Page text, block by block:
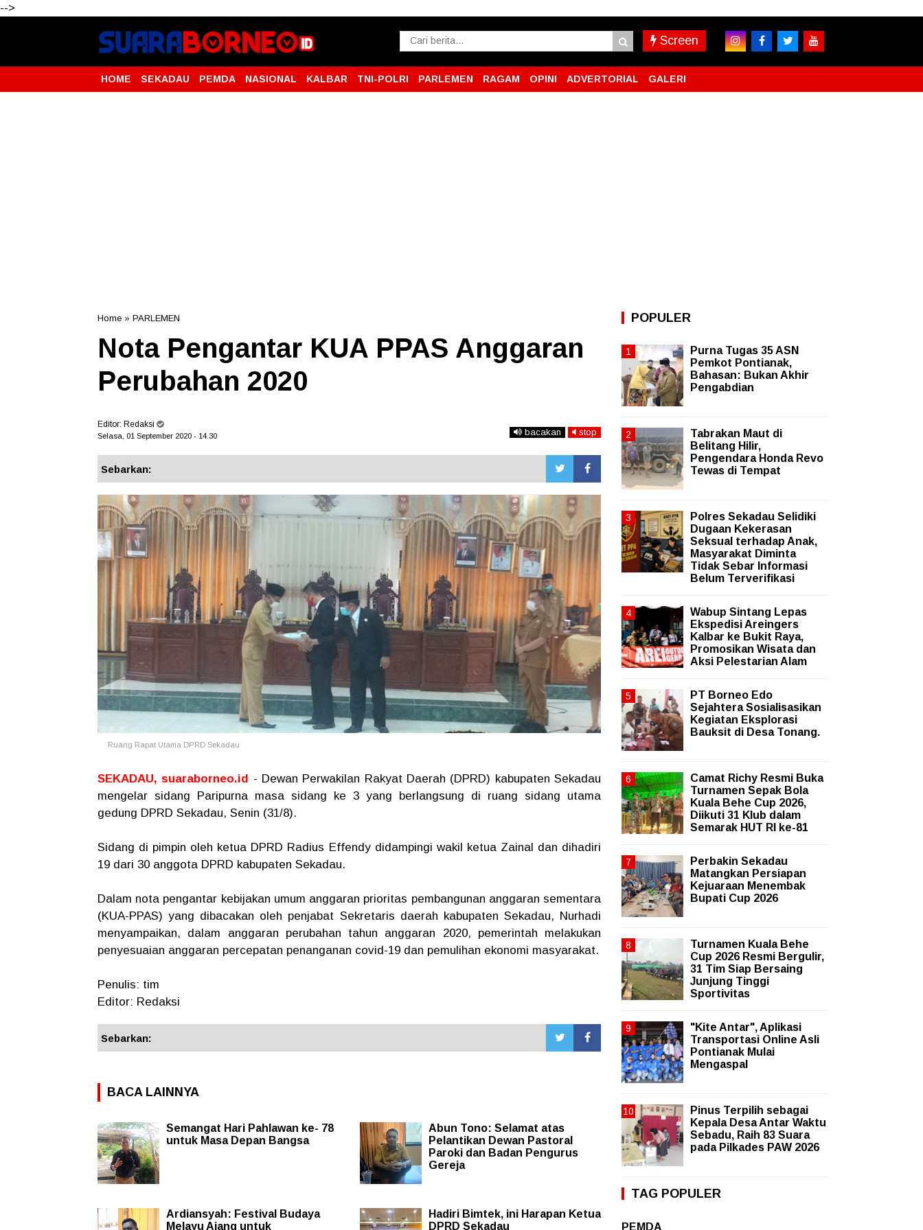
-->
Screen
HOME SEKADAU PEMDA NASIONAL KALBAR TNI-POLRI PARLEMEN RAGAM OPINI ADVERTORIAL GALERI
Home » PARLEMEN
Nota Pengantar KUA PPAS Anggaran
Perubahan 2020
Editor: Redaksi
Selasa, 01 September 2020 - 14.30 bacakan stop
Sebarkan:
Ruang Rapat Utama DPRD Sekadau
SEKADAU, suaraborneo.id - Dewan Perwakilan Rakyat Daerah (DPRD) kabupaten Sekadau
mengelar sidang Paripurna masa sidang ke 3 yang berlangsung di ruang sidang utama
gedung DPRD Sekadau, Senin (31/8).
Sidang di pimpin oleh ketua DPRD Radius Effendy didampingi wakil ketua Zainal dan dihadiri
19 dari 30 anggota DPRD kabupaten Sekadau.
Dalam nota pengantar kebijakan umum anggaran prioritas pembangunan anggaran sementara
(KUA-PPAS) yang dibacakan oleh penjabat Sekretaris daerah kabupaten Sekadau, Nurhadi
menyampaikan, dalam anggaran perubahan tahun anggaran 2020, pemerintah melakukan
penyesuaian anggaran percepatan penanganan covid-19 dan pemulihan ekonomi masyarakat.
Penulis: tim
Editor: Redaksi
Sebarkan:
BACA LAINNYA
Semangat Hari Pahlawan ke- 78
untuk Masa Depan Bangsa
Abun Tono: Selamat atas
Pelantikan Dewan Pastoral
Paroki dan Badan Pengurus
Gereja
Ardiansyah: Festival Budaya
Melayu Ajang untuk
Hadiri Bimtek, ini Harapan Ketua
DPRD Sekadau
POPULER
Purna Tugas 35 ASN
Pemkot Pontianak,
Bahasan: Bukan Akhir
Pengabdian
Tabrakan Maut di
Belitang Hilir,
Pengendara Honda Revo
Tewas di Tempat
Polres Sekadau Selidiki
Dugaan Kekerasan
Seksual terhadap Anak,
Masyarakat Diminta
Tidak Sebar Informasi
Belum Terverifikasi
Wabup Sintang Lepas
Ekspedisi Areingers
Kalbar ke Bukit Raya,
Promosikan Wisata dan
Aksi Pelestarian Alam
PT Borneo Edo
Sejahtera Sosialisasikan
Kegiatan Eksplorasi
Bauksit di Desa Tonang.
Camat Richy Resmi Buka
Turnamen Sepak Bola
Kuala Behe Cup 2026,
Diikuti 31 Klub dalam
Semarak HUT RI ke-81
Perbakin Sekadau
Matangkan Persiapan
Kejuaraan Menembak
Bupati Cup 2026
Turnamen Kuala Behe
Cup 2026 Resmi Bergulir,
31 Tim Siap Bersaing
Junjung Tinggi
Sportivitas
"Kite Antar", Aplikasi
Transportasi Online Asli
Pontianak Mulai
Mengaspal
Pinus Terpilih sebagai
Kepala Desa Antar Waktu
Sebadu, Raih 83 Suara
pada Pilkades PAW 2026
TAG POPULER
PEMDA